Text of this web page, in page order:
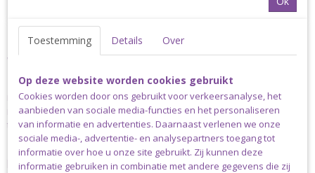
bestelling?
Wat jammer, maar helaas kan dat voorkomen.
Bij Made by Siem heb je het recht om je bestelling tot 14 dagen
na ontvangst zonder opgave van reden te herroepen. Na deze
melding heb je nog eens 14 dagen de tijd om je product(en) terug
te sturen.
Kijk voor de uitsluitingen van het herroepingsrecht verder op deze
pagina.
Toestemming Details Over
Op deze website worden cookies gebruikt
Cookies worden door ons gebruikt voor verkeersanalyse, het
aanbieden van sociale media-functies en het personaliseren
van informatie en advertenties. Daarnaast verlenen we onze
sociale media-, advertentie- en analysepartners toegang tot
informatie over hoe u onze site gebruikt. Zij kunnen deze
informatie gebruiken in combinatie met andere gegevens die zij